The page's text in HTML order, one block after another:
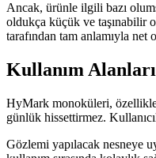
Ancak, ürünle ilgili bazı
oldukça küçük ve taşınabilir
tarafından tam anlamıyla net
Kullanım
HyMark monoküleri, özellikle
günlük hissettirmez.
Gözlemi yapılacak nesneye